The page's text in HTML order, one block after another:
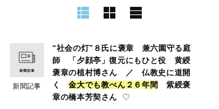
新聞記事
“社会の灯”８氏に褒章 兼六園守る庭
師 「夕顔亭」復元にもひと役 黄綬
褒章の植村博さん ／ 仏教史に道開
く金大でも教べん ２ ６年間
紫綬褒
章の橋本芳契さん